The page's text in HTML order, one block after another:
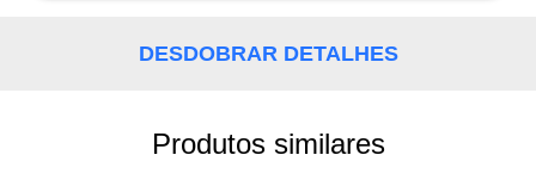
ORÇAMENTO
DESDOBRAR DETALHES
Produtos similares